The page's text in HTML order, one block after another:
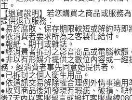
主。
【退貨說明】若您購買之商品或服務
提供退貨服務：
●易於腐敗、保存期限較短或解約時即
●依消費者要求所為之客製化給付。
●報紙、期刊或雜誌。
●經消費者拆封之影音商品或電腦軟體
●非以有形媒介提供之數位內容或一經
務，經消費者事先同意始提供者。
●已拆封之個人衛生用品。
●依通訊交易解除權合理例外情事適用
●收到商品後如發現有瑕疵、破損、缺
後7天內以客服留言或撥打客服專線